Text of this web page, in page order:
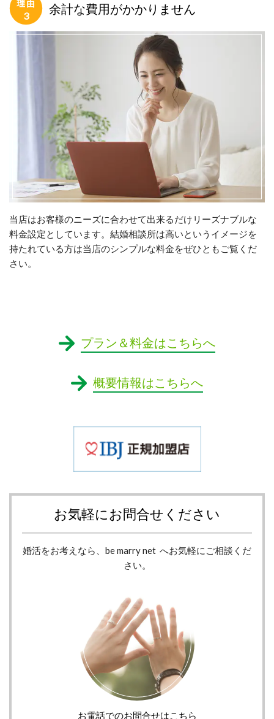
余計な費用がかかりません
当店はお客様のニーズに合わせて出来るだけリーズナブルな
料金設定としています。結婚相談所は高いというイメージを
持たれている方は当店のシンプルな料金をぜひともご覧くだ
さい。
プラン＆料金はこちらへ
概要情報はこちらへ
お気軽にお問合せください
婚活をお考えなら、be marry net へお気軽にご相談くだ
さい。
お電話でのお問合せはこちら